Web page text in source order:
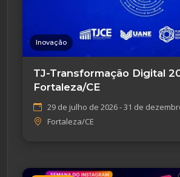
Inovação
TJ-Transformação Digital
Fortaleza/CE
29 de julho de 2026 - 31 de
Fortaleza/CE